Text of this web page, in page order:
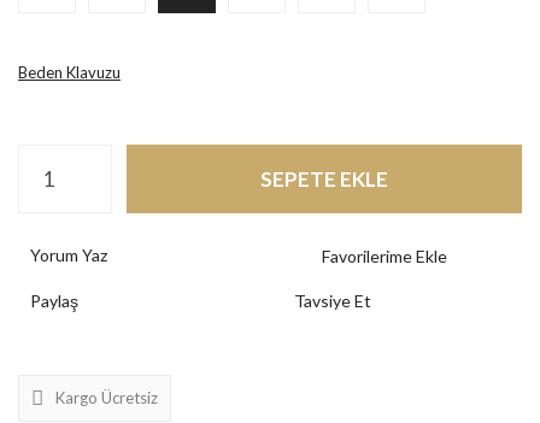
Beden Klavuzu
SEPETE EKLE
Yorum Yaz
Paylaş Tavsiye Et
Kargo Ücretsiz